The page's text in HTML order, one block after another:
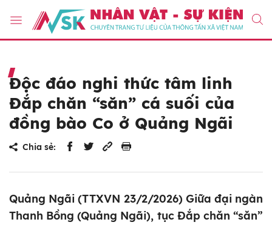
Độc đáo nghi thức tâm linh
Đắp chăn “săn” cá suối của
đồng bào Co ở Quảng Ngãi
Chia sẻ:
Quảng Ngãi (TTXVN 23/2/2026) Giữa đại ngàn
Thanh Bồng (Quảng Ngãi), tục Đắp chăn “săn”